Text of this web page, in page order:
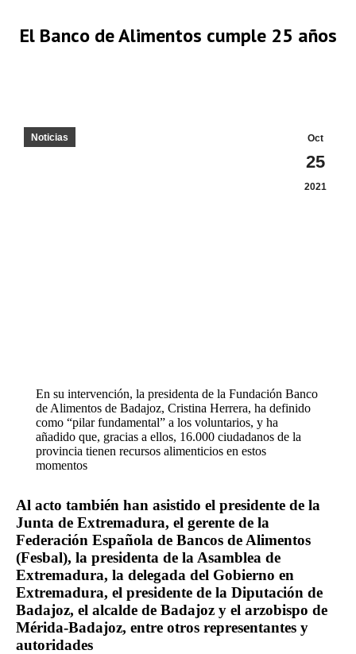
El Banco de Alimentos cumple 25 años
Oct
25
2021
Noticias
En su intervención, la presidenta de la Fundación Banco
de Alimentos de Badajoz, Cristina Herrera, ha definido
como “pilar fundamental” a los voluntarios, y ha
añadido que, gracias a ellos, 16.000 ciudadanos de la
provincia tienen recursos alimenticios en estos
momentos
Al acto también han asistido el presidente de la
Junta de Extremadura, el gerente de la
Federación Española de Bancos de Alimentos
(Fesbal), la presidenta de la Asamblea de
Extremadura, la delegada del Gobierno en
Extremadura, el presidente de la Diputación de
Badajoz, el alcalde de Badajoz y el arzobispo de
Mérida-Badajoz, entre otros representantes y
autoridades